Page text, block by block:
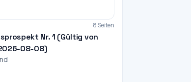
8 Seiten
Nr. 1 (Gültig von
08-08)